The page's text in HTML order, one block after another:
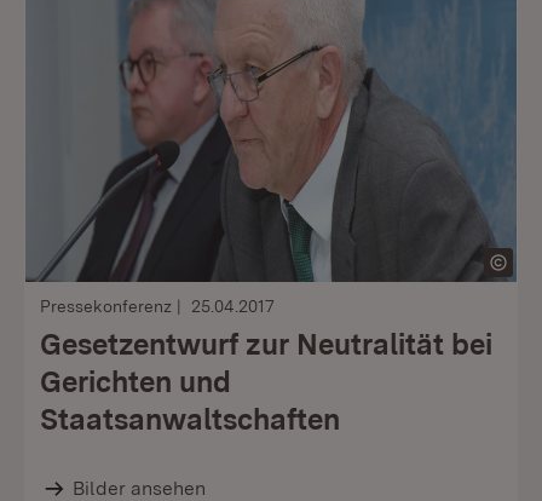
Pressekonferenz 25.04.2017
Gesetzentwurf zur Neutralität bei
Gerichten und
Staatsanwaltschaften
Bilder ansehen